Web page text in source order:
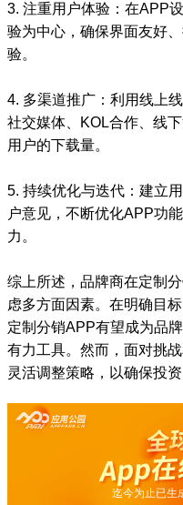
3. 注重用户体验：在APP
验为中心，确保界面友好
验。
4. 多渠道推广：利用线上
社交媒体、KOL合作、线
用户的下载量。
5. 持续优化与迭代：建立
户意见，不断优化APP功
力。
综上所述，品牌商在定制
虑多方面因素。在明确目
定制分销APP有望成为品
有力工具。然而，面对挑
灵活调整策略，以确保投资
迄今为止已生